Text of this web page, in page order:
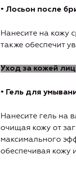
• Лосьон после
Нанесите на кожу
также обеспечит
Уход за кожей
• Гель для
Нанесите гель на
очищая кожу от
максимального
обеспечивая кожу